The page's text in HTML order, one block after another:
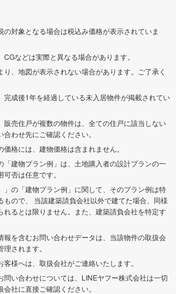
の対象となる場合は税込み価格が表示されていま
などは実際と異なる場合があります。
り、地図が表示されない場合があります。ご了承く
完成後1年を経過している未入居物件が掲載されてい
販売住戸が複数の物件は、全ての住戸に該当しない
わせ先にご確認ください。
価格には、建物価格は含まれません。
「建物プラン例」は、土地購入者の設計プランの一
否は任意です。
」の「建物プラン例」に関して、そのプラン例は特
もので、 当該建築請負会社以外で建てた場合、同様
れるとは限りません。また、建築請負会社を特定す
報を含むお問い合わせデータは、当該物件の取扱会
されます。
様へは、取扱会社がご連絡いたします。
問い合わせについては、LINEヤフー株式会社は一切
社に直接ご確認ください。